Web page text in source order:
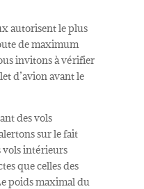
autorisent le plus
de maximum
invitons à vérifier
d’avion avant le
des vols
sur le fait
vols intérieurs
que celles des
poids maximal du